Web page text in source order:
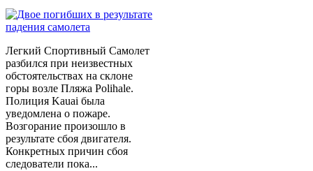
Легкий Спортивный Самолет
разбился при неизвестных
обстоятельствах на склоне
горы возле Пляжа Polihale.
Полиция Kauai была
уведомлена о пожаре.
Возгорание произошло в
результате сбоя двигателя.
Конкретных причин сбоя
следователи пока...